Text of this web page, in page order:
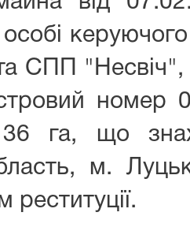
СПП "Несвіч",
номер
га, що
м.
реституції.